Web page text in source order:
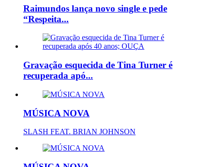
Raimundos lança novo single e pede
“Respeita...
Gravação esquecida de Tina Turner é
recuperada apó...
MÚSICA NOVA
SLASH FEAT. BRIAN JOHNSON